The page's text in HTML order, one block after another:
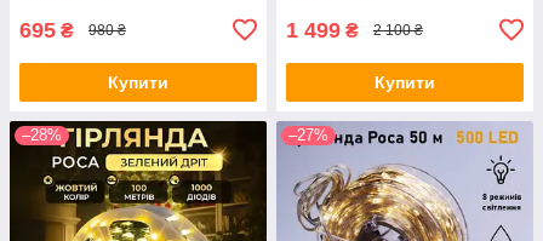
695 ₴ 980 ₴
Купити
1 499 ₴ 2 100 ₴
Купити
–28% –27%